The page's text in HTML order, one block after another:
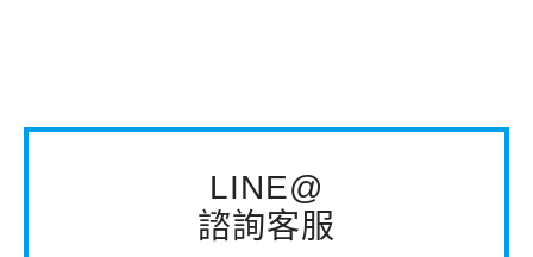
LINE@
諮詢客服